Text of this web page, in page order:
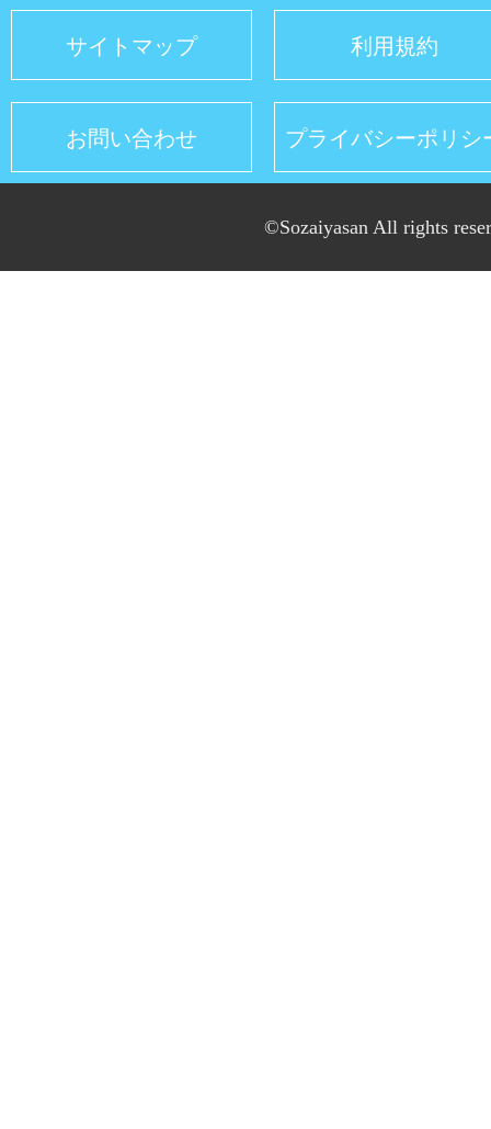
サイトマップ 利用規約
お問い合わせ プライバシーポリシ
©Sozaiyasan All rights